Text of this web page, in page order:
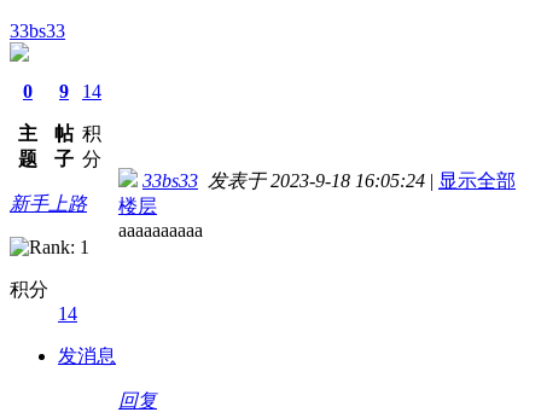
33bs33
0
主
题
9
帖
子
14
积
分
新手上路
积分
14
发消息
33bs33 发表于 2023-9-18 16:05:24 | 显示全部
楼层
aaaaaaaaaa
回复